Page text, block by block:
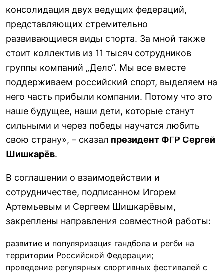
консолидация двух ведущих федераций,
представляющих стремительно
развивающиеся виды спорта. За мной также
стоит коллектив из 11 тысяч сотрудников
группы компаний „Дело“. Мы все вместе
поддерживаем российский спорт, выделяем на
него часть прибыли компании. Потому что это
наше будущее, наши дети, которые станут
сильными и через победы научатся любить
свою страну», – сказал президент ФГР Сергей
Шишкарёв.
В соглашении о взаимодействии и
сотрудничестве, подписанном Игорем
Артемьевым и Сергеем Шишкарёвым,
закреплены направления совместной работы:
развитие и популяризация гандбола и регби на
территории Российской Федерации;
проведение регулярных спортивных фестивалей с